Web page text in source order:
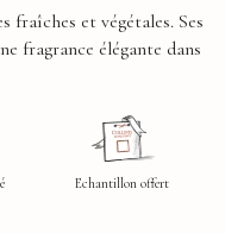
fraîches et végétales. Ses
fragrance élégante dans
Echantillon offert